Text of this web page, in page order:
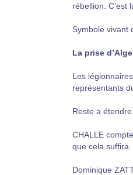
rébellion. C’est
Symbole vivant
La prise
Les
représentants
Reste a
CHALLE
que cela suffira.
Dominique